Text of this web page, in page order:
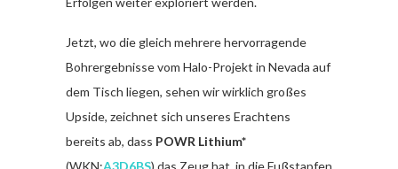
Jetzt, wo die gleich mehrere hervorragende
Bohrergebnisse vom Halo-Projekt in Nevada auf
dem Tisch liegen, sehen wir wirklich großes
Upside, zeichnet sich unseres Erachtens
bereits ab, dass POWR Lithium*